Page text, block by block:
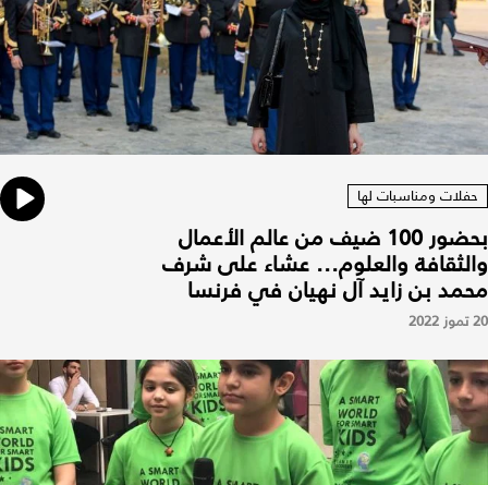
حفلات ومناسبات لها
بحضور 100 ضيف من عالم الأعمال
والثقافة والعلوم... عشاء على شرف
محمد بن زايد آل نهيان في فرنسا
20 تموز 2022